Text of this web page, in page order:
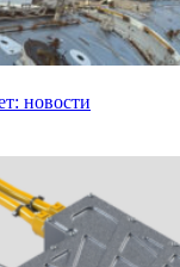
новости